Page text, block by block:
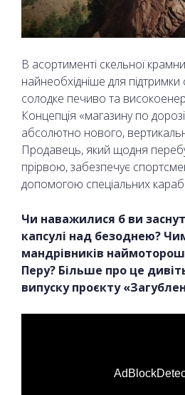
В асортименті скельної
найнеобхідніше для
солодке печиво та
Концепція «магазину по
абсолютно нового,
Продавець, який щодня
прірвою, забезпечує
допомогою спеціальних
Чи наважилися б ви
капсулі над безоднею?
мандрівників
Перу? Більше про це
випуску проєкту